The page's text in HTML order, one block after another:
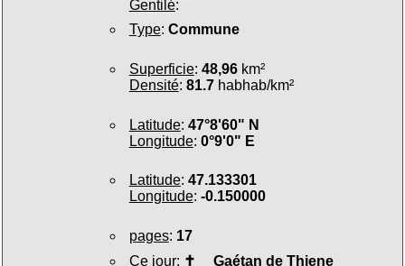
Gentilé:
Type: Commune
Superficie: 48,96km²
Densité: 81.7habhab/km²
Latitude: 47°8'60" N
Longitude: 0°9'0" E
Latitude: 47.133301
Longitude: -0.150000
pages: 17
Ce jour: ✝ Gaétan de Thiene